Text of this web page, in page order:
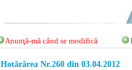
Anunţă-mă când se modifică
Hotărârea Nr.260 din 03.04.2012